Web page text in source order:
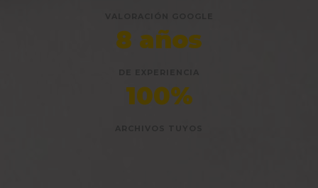
8 años
100%